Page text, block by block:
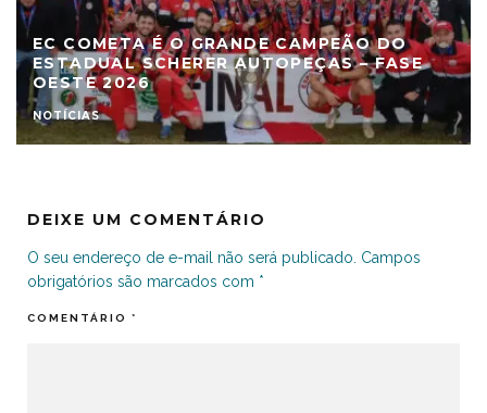
EC COMETA É O GRANDE CAMPEÃO DO
ESTADUAL SCHERER AUTOPEÇAS – FASE
OESTE 2026
NOTÍCIAS
DEIXE UM COMENTÁRIO
O seu endereço de e-mail não será publicado. Campos
obrigatórios são marcados com *
COMENTÁRIO *